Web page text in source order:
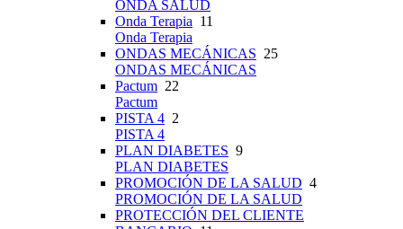
ONDA SALUD
Onda Terapia 11
Onda Terapia
ONDAS MECÁNICAS 25
ONDAS MECÁNICAS
Pactum 22
Pactum
PISTA 4 2
PISTA 4
PLAN DIABETES 9
PLAN DIABETES
PROMOCIÓN DE LA SALUD 4
PROMOCIÓN DE LA SALUD
PROTECCIÓN DEL CLIENTE